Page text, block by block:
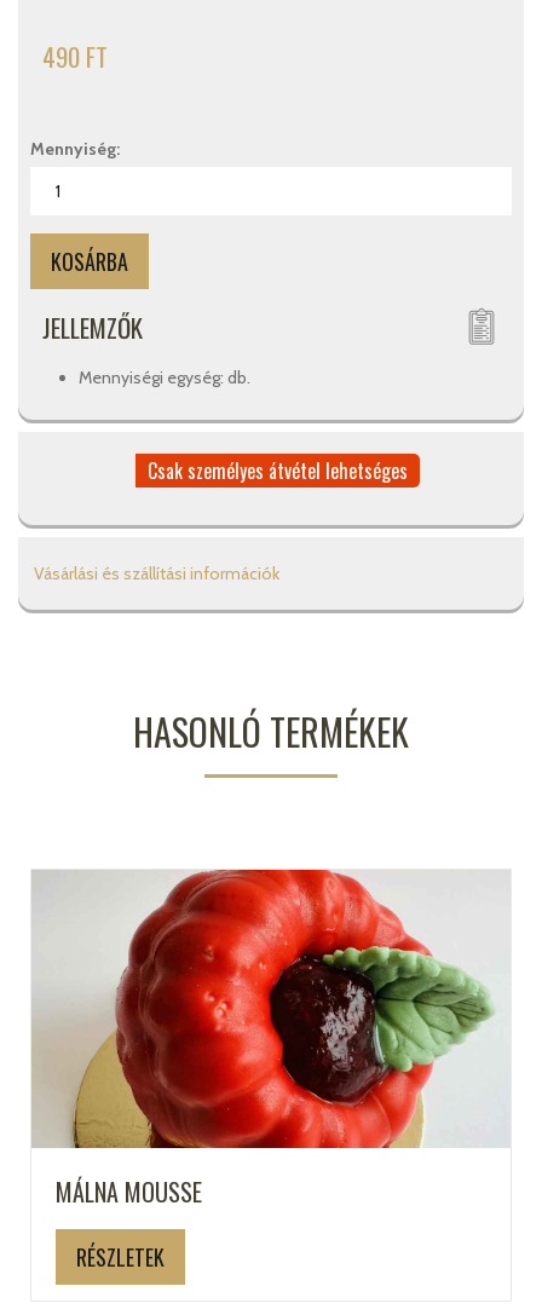
490 FT
Mennyiség:
JELLEMZŐK
Mennyiségi egység: db.
Csak személyes átvétel lehetséges
Vásárlási és szállítási információk
HASONLÓ TERMÉKEK
MÁLNA MOUSSE
RÉSZLETEK